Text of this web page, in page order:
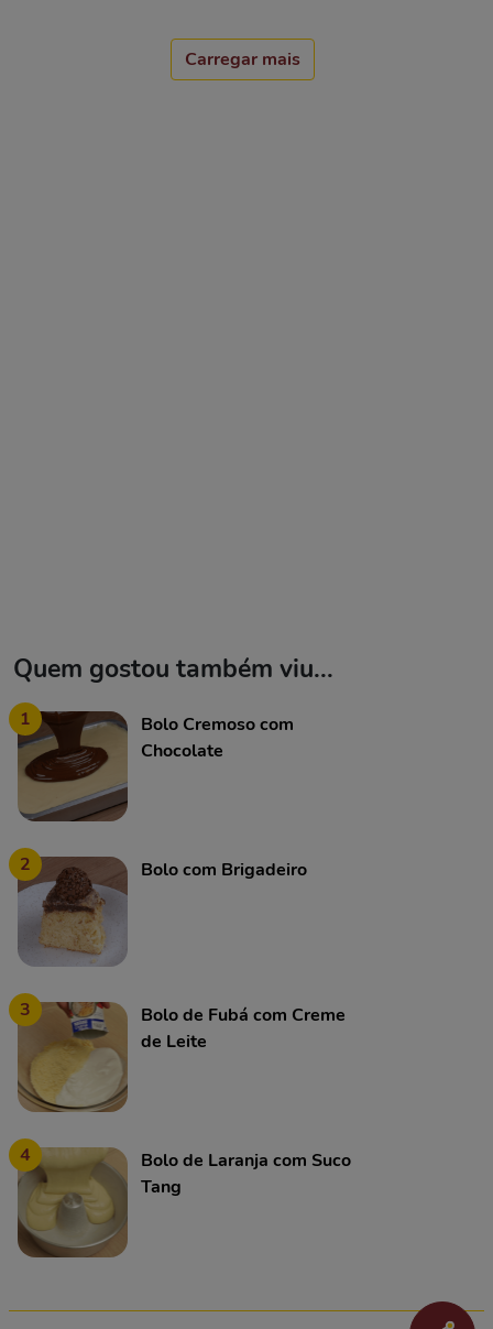
Carregar mais
Quem gostou também viu...
1
Bolo Cremoso com
Chocolate
2 Bolo com Brigadeiro
3
Bolo de Fubá com Creme
de Leite
4
Bolo de Laranja com Suco
Tang